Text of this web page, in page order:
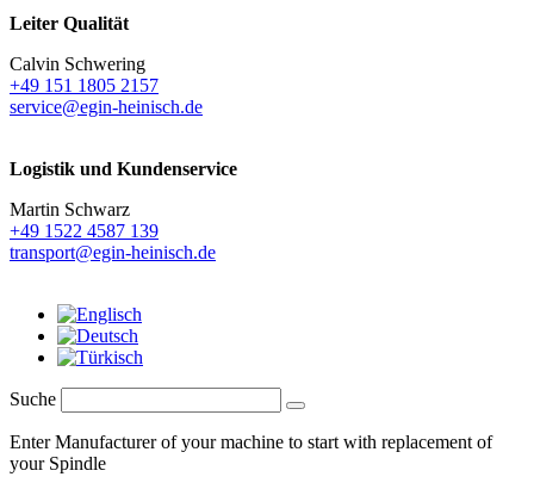
Leiter Qualität
Calvin Schwering
+49 151 1805 2157
service@egin-heinisch.de
Logistik und Kundenservice
Martin Schwarz
+49 1522 4587 139
transport@egin-heinisch.de
Suche
Enter Manufacturer of your machine to start with replacement of
your Spindle